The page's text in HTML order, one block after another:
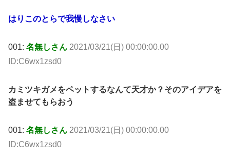
はりこのとらで我慢しなさい
001: 名無しさん 2021/03/21(日) 00:00:00.00
ID:C6wx1zsd0
カミツキガメをペットするなんて天才か？そのアイデアを
盗ませてもらおう
001: 名無しさん 2021/03/21(日) 00:00:00.00
ID:C6wx1zsd0